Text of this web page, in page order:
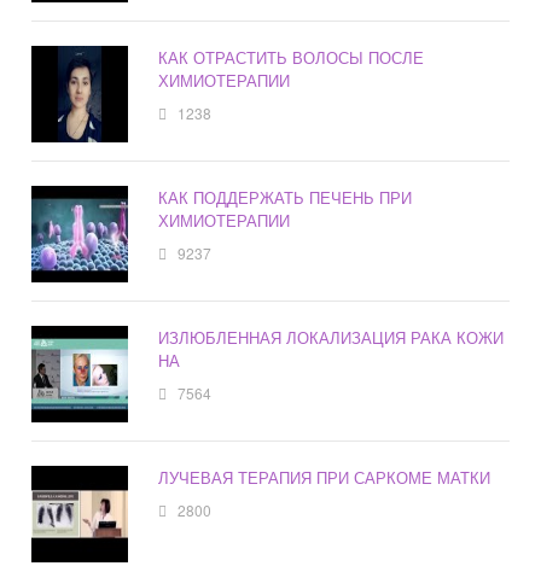
КАК ОТРАСТИТЬ ВОЛОСЫ ПОСЛЕ
ХИМИОТЕРАПИИ
1238
КАК ПОДДЕРЖАТЬ ПЕЧЕНЬ ПРИ
ХИМИОТЕРАПИИ
9237
ИЗЛЮБЛЕННАЯ ЛОКАЛИЗАЦИЯ РАКА КОЖИ
НА
7564
ЛУЧЕВАЯ ТЕРАПИЯ ПРИ САРКОМЕ МАТКИ
2800